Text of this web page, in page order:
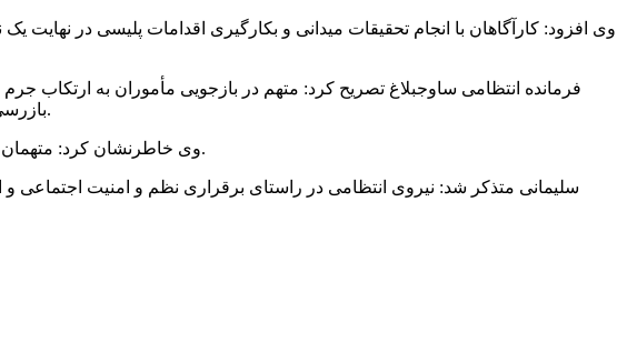
وی افزود: کارآگاهان با انجام تحقیقات میدانی و بکارگیری اقدامات پلیسی در
بازرسی از مخفیگاه آنان در شهر جدید مهستان چندین لوازم برقی، خانگی و طلاجات به ارزش تقریبی ۵ میلیارد ریال کشف شد.
وی خاطرنشان کرد: متهمان که دارای چندین فقره سابقه سرقت می‌باشند با تشکیل پرونده برای انجام مراحل قانونی به مراجع قضائی معرفی شدند.
سلیمانی متذکر شد: نیروی انتظامی در راستای برقراری نظم و امنیت اجتماعی